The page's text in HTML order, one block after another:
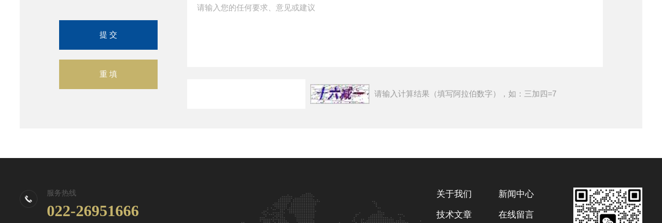
请输入计算结果（填写阿拉伯数字），如：三加四=7
服务热线
022-26951666
关于我们 新闻中心
技术文章 在线留言